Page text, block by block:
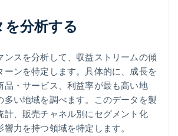
分析する
ンスを分析して、収益ストリームの傾
ーンを特定します。具体的に、成長を
品・サービス、利益率が最も高い地
多い地域を調べます。このデータを製
計、販売チャネル別にセグメント化
力を持つ領域を特定します。